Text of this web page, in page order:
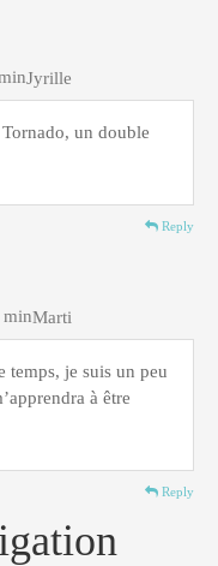
Jyrille
un double
Reply
Marti
min
temps, je suis un peu
à être
Reply